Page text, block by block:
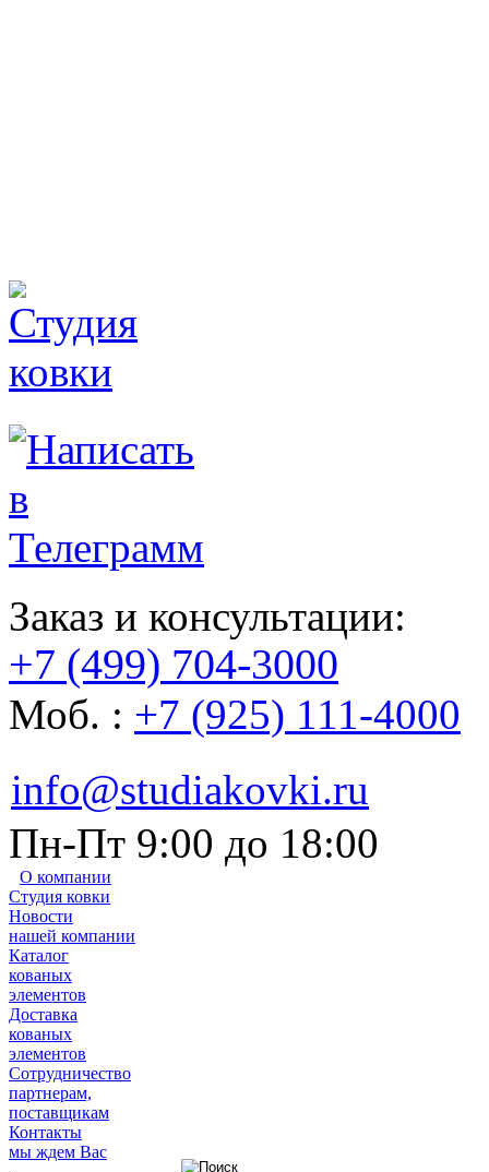
Заказ и консультации:
+7 (499) 704-3000
Моб. : +7 (925) 111-4000
info@studiakovki.ru
Пн-Пт 9:00 до 18:00
О компании
Студия ковки
Новости
нашей компании
Каталог
кованых
элементов
Доставка
кованых
элементов
Сотрудничество
партнерам,
поставщикам
Контакты
мы ждем Вас